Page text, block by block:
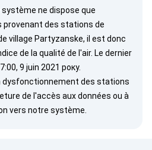
ne dispose que
des stations de
village Partyzanske, il est donc
de la qualité de l'air. Le dernier
9 juin 2021 року.
dysfonctionnement des stations
de l'accès aux données ou à
vers notre système.